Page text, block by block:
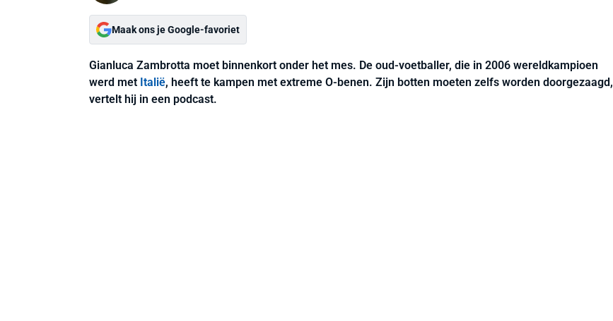
Maak ons je Google-favoriet
Gianluca Zambrotta moet binnenkort onder het mes. De oud-voetballer, die in 2006 wereldkampioen
werd met Italië, heeft te kampen met extreme O-benen. Zijn botten moeten zelfs worden doorgezaagd,
vertelt hij in een podcast.